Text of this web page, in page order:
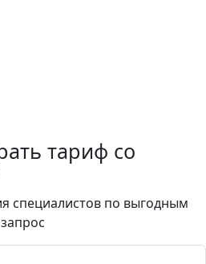
тариф со
специалистов по выгодным